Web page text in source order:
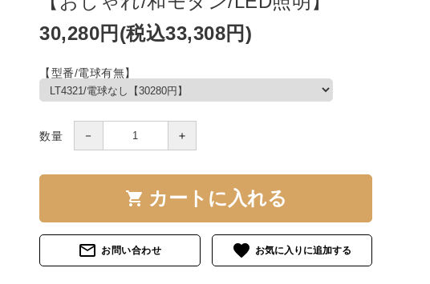
詳しく見る
30,280円(税込33,308円)
【型番/電球有無】
数量 － ＋
shopping_cart カートに入れる
mail_outline お問い合わせ favorite